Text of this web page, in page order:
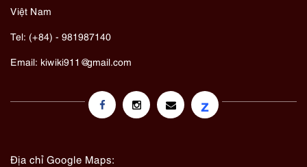
Việt Nam
Tel: (+84) - 981987140
Email: kiwiki911@gmail.com
z
Địa chỉ Google Maps: